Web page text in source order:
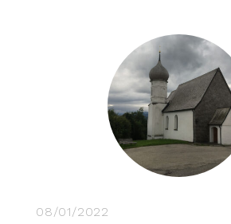
08/01/2022